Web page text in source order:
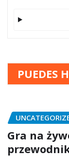
PUEDES
Gra na